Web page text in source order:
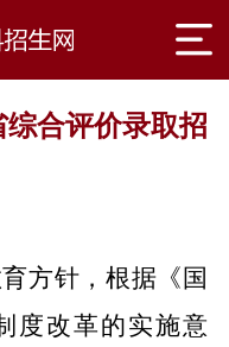
合评价录取招
方针，根据《国
度改革的实施意